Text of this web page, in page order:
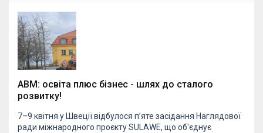
АВМ: освіта плюс бізнес - шлях до сталого
розвитку!
7–9 квітня у Швеції відбулося п’яте засідання Наглядової
ради міжнародного проєкту SULAWE, що об'єднує